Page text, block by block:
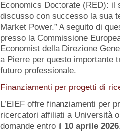
Economics Doctorate (RED): il
discusso con successo la sua
Market Power.” A seguito di
presso la Commissione
Economist della Direzione
a Pierre per questo importante
futuro professionale.
Finanziamenti per progetti di
L’EIEF offre finanziamenti per
ricercatori affiliati a Università
domande entro il 10 aprile 2026